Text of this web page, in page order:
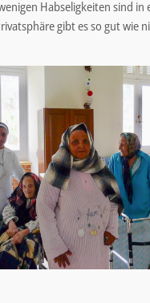
Habseligkeiten sind in
gibt es so gut wie